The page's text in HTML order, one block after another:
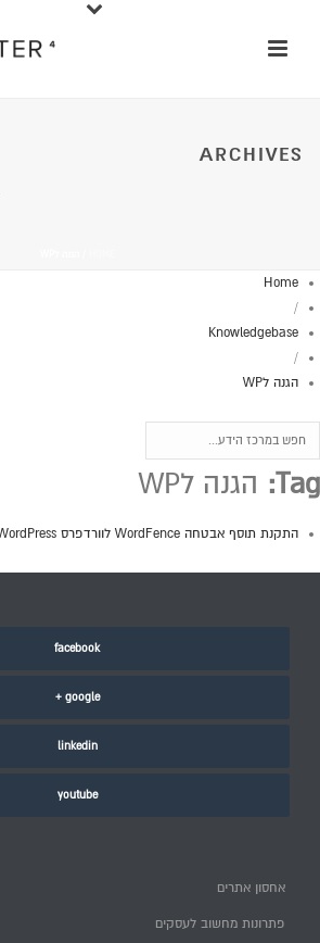
ARCHIVES
Home
/
Knowledgebase
/
הגנה לWP
Tag: הגנה לWP
התקנת תוסף אבטחה WordFence לוורדפרס WordPress
facebook
google +
linkedin
youtube
אחסון אתרים
פתרונות מחשוב לעסקים